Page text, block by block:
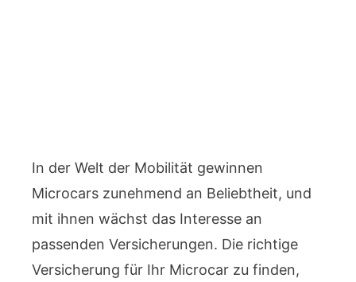
In der Welt der Mobilität gewinnen
Microcars zunehmend an Beliebtheit, und
mit ihnen wächst das Interesse an
passenden Versicherungen. Die richtige
Versicherung für Ihr Microcar zu finden,